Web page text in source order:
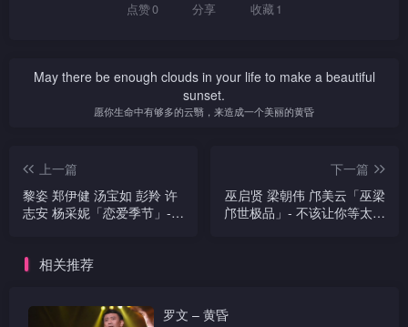
点赞0 分享 收藏1
May there be enough clouds in your life to make a beautiful
sunset.
愿你生命中有够多的云翳，来造成一个美丽的黄昏
上一篇
黎姿 郑伊健 汤宝如 彭羚 许
志安 杨采妮「恋爱季节」-
／我心中有你／不会哭于你
下一篇
巫启贤 梁朝伟 邝美云「巫梁
邝世极品」- 不该让你等太久
相关推荐
罗文 – 黄昏